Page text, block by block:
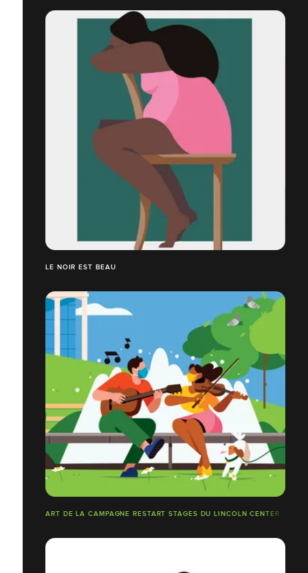
LE NOIR EST BEAU
ART DE LA CAMPAGNE RESTART STAGES DU LINCOLN CENTER